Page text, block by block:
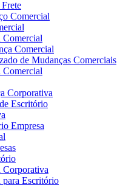
Comercial
Comercial
Comercial
de Mudanças Comerciais
Comercial
Corporativa
Escritório
Empresa
Corporativa
para Escritório